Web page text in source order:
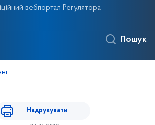
вебпортал Регулятора
Пошук
Надрукувати